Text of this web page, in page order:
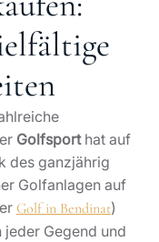
Golfsport hat auf
des ganzjährig
Golfanlagen auf
Golf in Bendinat)
Gegend und